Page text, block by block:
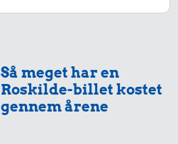
Agurk
Så meget har en
Roskilde-billet kostet
gennem årene